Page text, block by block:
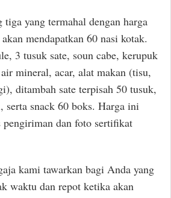
tiga yang termahal dengan harga
mendapatkan 60 nasi kotak.
3 tusuk sate, soun cabe, kerupuk
mineral, acar, alat makan (tisu,
ditambah sate terpisah 50 tusuk,
serta snack 60 boks. Harga ini
pengiriman dan foto sertifikat
kami tawarkan bagi Anda yang
waktu dan repot ketika akan